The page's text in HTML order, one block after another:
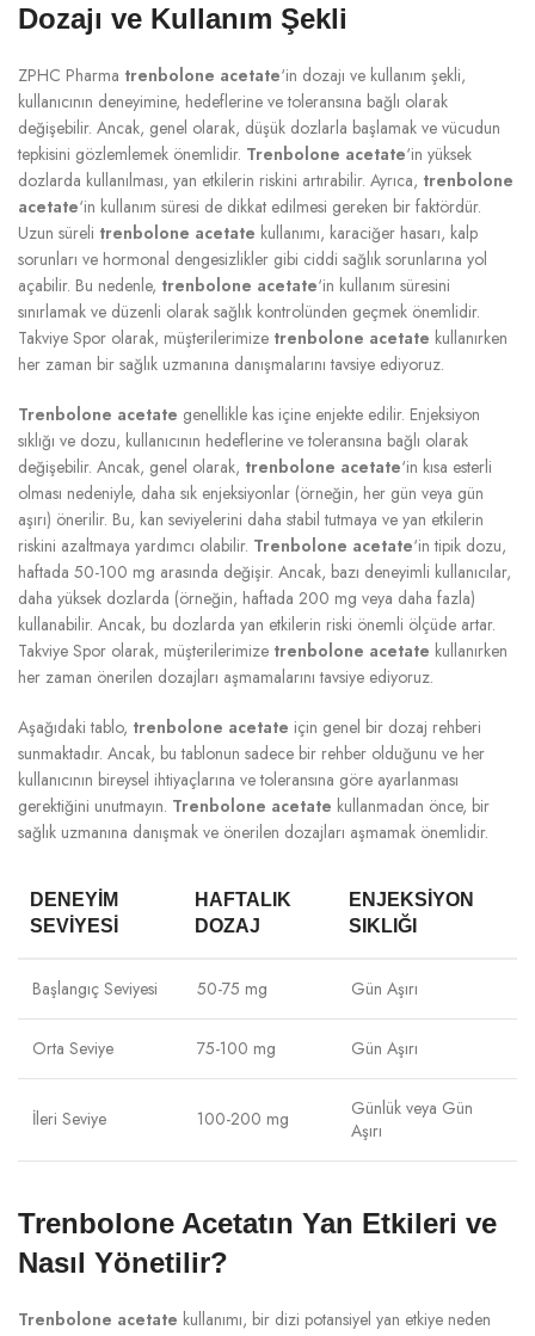
Dozajı ve Kullanım Şekli
ZPHC Pharma trenbolone acetate‘in dozajı ve kullanım şekli,
kullanıcının deneyimine, hedeflerine ve toleransına bağlı olarak
değişebilir. Ancak, genel olarak, düşük dozlarla başlamak ve vücudun
tepkisini gözlemlemek önemlidir. Trenbolone acetate‘in yüksek
dozlarda kullanılması, yan etkilerin riskini artırabilir. Ayrıca, trenbolone
acetate‘in kullanım süresi de dikkat edilmesi gereken bir faktördür.
Uzun süreli trenbolone acetate kullanımı, karaciğer hasarı, kalp
sorunları ve hormonal dengesizlikler gibi ciddi sağlık sorunlarına yol
açabilir. Bu nedenle, trenbolone acetate‘in kullanım süresini
sınırlamak ve düzenli olarak sağlık kontrolünden geçmek önemlidir.
Takviye Spor olarak, müşterilerimize trenbolone acetate kullanırken
her zaman bir sağlık uzmanına danışmalarını tavsiye ediyoruz.
Trenbolone acetate genellikle kas içine enjekte edilir. Enjeksiyon
sıklığı ve dozu, kullanıcının hedeflerine ve toleransına bağlı olarak
değişebilir. Ancak, genel olarak, trenbolone acetate‘in kısa esterli
olması nedeniyle, daha sık enjeksiyonlar (örneğin, her gün veya gün
aşırı) önerilir. Bu, kan seviyelerini daha stabil tutmaya ve yan etkilerin
riskini azaltmaya yardımcı olabilir. Trenbolone acetate‘in tipik dozu,
haftada 50-100 mg arasında değişir. Ancak, bazı deneyimli kullanıcılar,
daha yüksek dozlarda (örneğin, haftada 200 mg veya daha fazla)
kullanabilir. Ancak, bu dozlarda yan etkilerin riski önemli ölçüde artar.
Takviye Spor olarak, müşterilerimize trenbolone acetate kullanırken
her zaman önerilen dozajları aşmamalarını tavsiye ediyoruz.
Aşağıdaki tablo, trenbolone acetate için genel bir dozaj rehberi
sunmaktadır. Ancak, bu tablonun sadece bir rehber olduğunu ve her
kullanıcının bireysel ihtiyaçlarına ve toleransına göre ayarlanması
gerektiğini unutmayın. Trenbolone acetate kullanmadan önce, bir
sağlık uzmanına danışmak ve önerilen dozajları aşmamak önemlidir.
DENEYIM
SEVIYESI
HAFTALIK
DOZAJ
ENJEKSIYON
SIKLIĞI
Başlangıç Seviyesi 50-75 mg Gün Aşırı
Orta Seviye 75-100 mg Gün Aşırı
İleri Seviye 100-200 mg
Günlük veya Gün
Aşırı
Trenbolone Acetatın Yan Etkileri ve
Nasıl Yönetilir?
Trenbolone acetate kullanımı, bir dizi potansiyel yan etkiye neden